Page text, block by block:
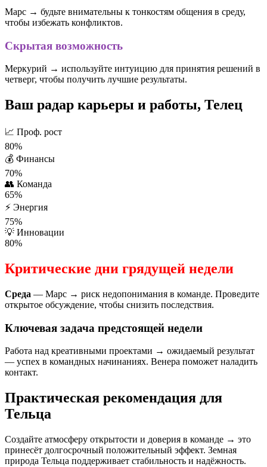
Марс → будьте внимательны к тонкостям общения в среду,
чтобы избежать конфликтов.
Скрытая возможность
Меркурий → используйте интуицию для принятия решений в
четверг, чтобы получить лучшие результаты.
Ваш радар карьеры и работы, Телец
📈 Проф. рост
80%
💰 Финансы
70%
👥 Команда
65%
⚡ Энергия
75%
💡 Инновации
80%
Критические дни грядущей недели
Среда — Марс → риск недопонимания в команде. Проведите
открытое обсуждение, чтобы снизить последствия.
Ключевая задача предстоящей недели
Работа над креативными проектами → ожидаемый результат
— успех в командных начинаниях. Венера поможет наладить
контакт.
Практическая рекомендация для
Тельца
Создайте атмосферу открытости и доверия в команде → это
принесёт долгосрочный положительный эффект. Земная
природа Тельца поддерживает стабильность и надёжность.